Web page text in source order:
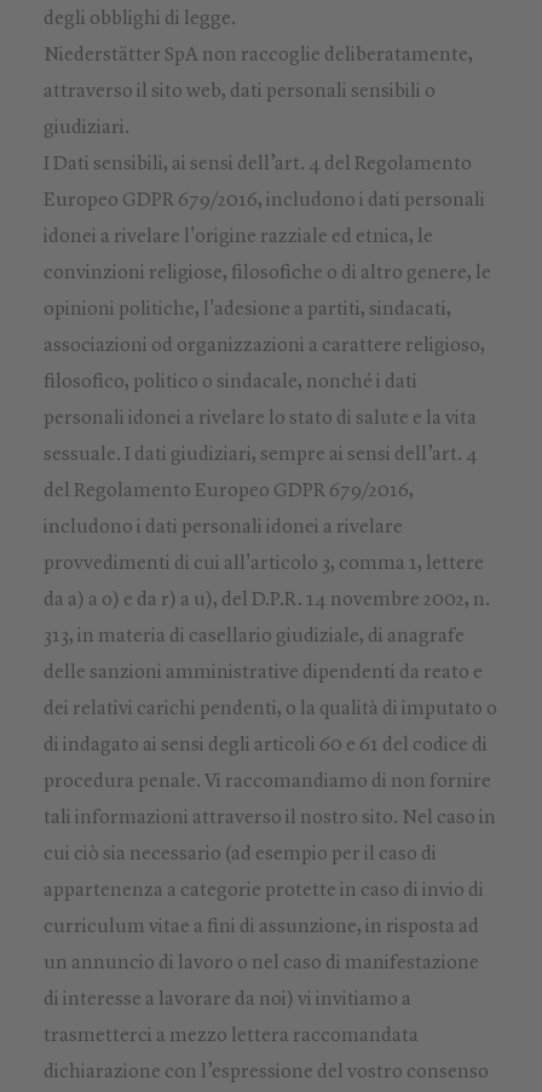
degli obblighi di legge.
Niederstätter SpA non raccoglie deliberatamente,
attraverso il sito web, dati personali sensibili o
giudiziari.
I Dati sensibili, ai sensi dell’art. 4 del Regolamento
Europeo GDPR 679/2016, includono i dati personali
idonei a rivelare l'origine razziale ed etnica, le
convinzioni religiose, filosofiche o di altro genere, le
opinioni politiche, l'adesione a partiti, sindacati,
associazioni od organizzazioni a carattere religioso,
filosofico, politico o sindacale, nonché i dati
personali idonei a rivelare lo stato di salute e la vita
sessuale. I dati giudiziari, sempre ai sensi dell’art. 4
del Regolamento Europeo GDPR 679/2016,
includono i dati personali idonei a rivelare
provvedimenti di cui all'articolo 3, comma 1, lettere
da a) a o) e da r) a u), del D.P.R. 14 novembre 2002, n.
313, in materia di casellario giudiziale, di anagrafe
delle sanzioni amministrative dipendenti da reato e
dei relativi carichi pendenti, o la qualità di imputato o
di indagato ai sensi degli articoli 60 e 61 del codice di
procedura penale. Vi raccomandiamo di non fornire
tali informazioni attraverso il nostro sito. Nel caso in
cui ciò sia necessario (ad esempio per il caso di
appartenenza a categorie protette in caso di invio di
curriculum vitae a fini di assunzione, in risposta ad
un annuncio di lavoro o nel caso di manifestazione
di interesse a lavorare da noi) vi invitiamo a
trasmetterci a mezzo lettera raccomandata
dichiarazione con l’espressione del vostro consenso